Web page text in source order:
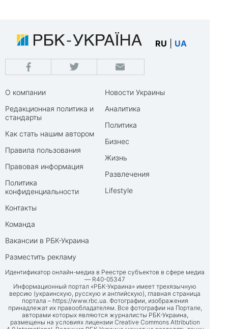
RU UA
О компании
Редакционная политика и
стандарты
Как стать нашим автором
Правила пользования
Правовая информация
Политика
конфиденциальности
Контакты
Команда
Вакансии в РБК-Украина
Разместить рекламу
Новости Украины
Аналитика
Политика
Бизнес
Жизнь
Развлечения
Lifestyle
Идентификатор онлайн-медиа в Реестре субъектов в сфере медиа
— R40-05347
Информационный портал «РБК-Украина» имеет трехязычную
версию (украинскую, русскую и английскую), главная страница
портала – https://www.rbc.ua. Фотографии, изображения
принадлежат их правообладателям. Все фотографии на Портале,
авторами которых являются журналисты РБК-Украина,
размещены на условиях лицензии Creative Commons Attribution